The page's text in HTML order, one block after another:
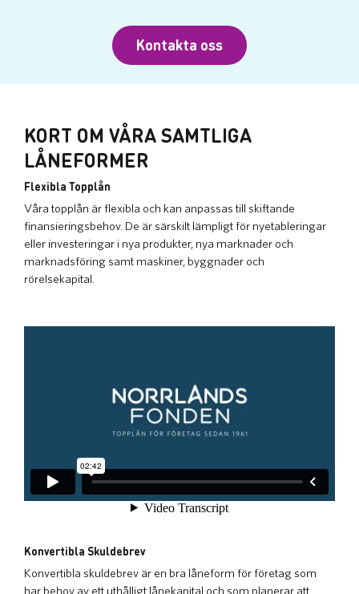
Kontakta oss
KORT OM VÅRA SAMTLIGA
LÅNEFORMER
Flexibla Topplån
Våra topplån är flexibla och kan anpassas till skiftande
finansieringsbehov. De är särskilt lämpligt för nyetableringar
eller investeringar i nya produkter, nya marknader och
marknadsföring samt maskiner, byggnader och
rörelsekapital.
Konvertibla Skuldebrev
Konvertibla skuldebrev är en bra låneform för företag som
har behov av ett uthålligt lånekapital och som planerar att